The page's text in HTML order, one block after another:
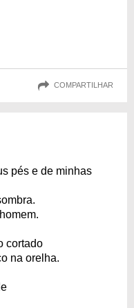
COMPARTILHAR
pés e de minhas
cortado
na orelha.